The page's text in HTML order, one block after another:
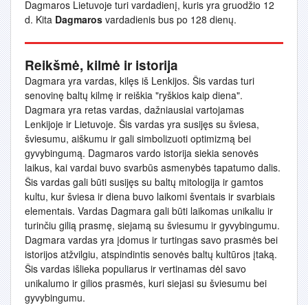
Dagmaros Lietuvoje turi vardadienį, kuris yra gruodžio 12
d. Kita Dagmaros vardadienis bus po 128 dienų.
Reikšmė, kilmė ir istorija
Dagmara yra vardas, kilęs iš Lenkijos. Šis vardas turi
senovinę baltų kilmę ir reiškia "ryškios kaip diena".
Dagmara yra retas vardas, dažniausiai vartojamas
Lenkijoje ir Lietuvoje. Šis vardas yra susijęs su šviesa,
šviesumu, aiškumu ir gali simbolizuoti optimizmą bei
gyvybingumą. Dagmaros vardo istorija siekia senovės
laikus, kai vardai buvo svarbūs asmenybės tapatumo dalis.
Šis vardas gali būti susijęs su baltų mitologija ir gamtos
kultu, kur šviesa ir diena buvo laikomi šventais ir svarbiais
elementais. Vardas Dagmara gali būti laikomas unikaliu ir
turinčiu gilią prasmę, siejamą su šviesumu ir gyvybingumu.
Dagmara vardas yra įdomus ir turtingas savo prasmės bei
istorijos atžvilgiu, atspindintis senovės baltų kultūros įtaką.
Šis vardas išlieka populiarus ir vertinamas dėl savo
unikalumo ir gilios prasmės, kuri siejasi su šviesumu bei
gyvybingumu.